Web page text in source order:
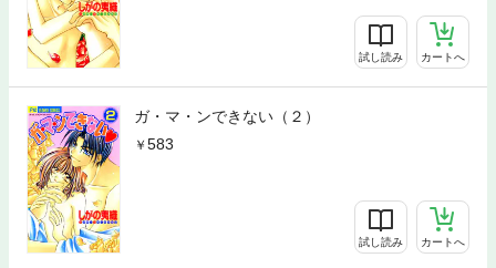
試し読み カートへ
ガ・マ・ンできない（２）
583
試し読み カートへ